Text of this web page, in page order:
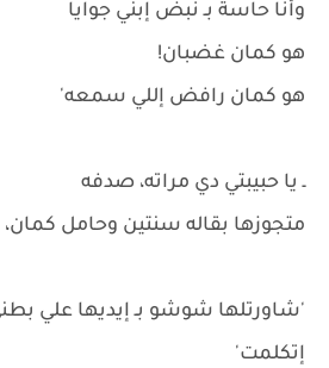
وأنا حاسة بـ نبض إبني جوايا
هو كمان غضبان!
هو كمان رافض إللي سمعه'
ـ يا حبيبتي دي مراته، صدفه
متجوزها بقاله سنتين وحامل
'شاورتلها شوشو بـ إيديها علي
إتكلمت'